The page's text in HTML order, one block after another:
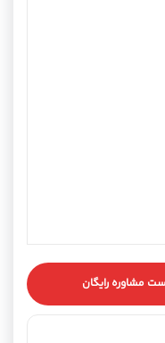
مشاوره رایگان